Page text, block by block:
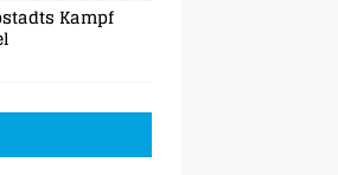
Kampf